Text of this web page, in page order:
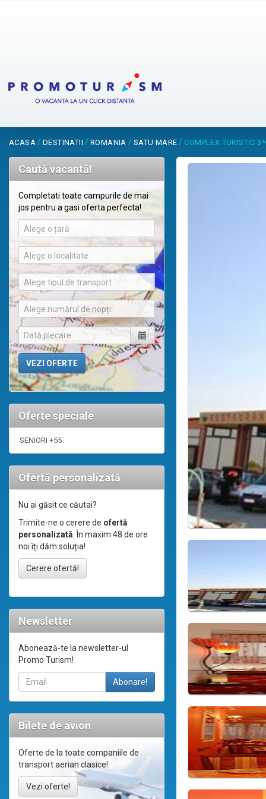
ACASA / DESTINATII / ROMANIA / SATU MARE / COMPLEX TURISTIC
Caută vacantă!
Completati toate campurile de mai
jos pentru a gasi oferta perfecta!
Alege o țară
Alege o localitate
Alege tipul de transport
Alege numărul de nopți
Oferte speciale
SENIORI +55
Ofertă personalizată
Nu ai găsit ce căutai?
Trimite-ne o cerere de ofertă
personalizată. În maxim 48 de ore
noi îți dăm soluția!
Cerere ofertă!
Newsletter
Abonează-te la newsletter-ul
Promo Turism!
Bilete de avion
Oferte de la toate companiile de
transport aerian clasice!
Vezi oferte!